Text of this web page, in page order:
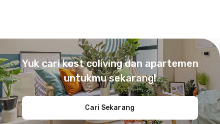
Yuk cari kost coliving dan apartemen
untukmu sekarang!
Cari Sekarang